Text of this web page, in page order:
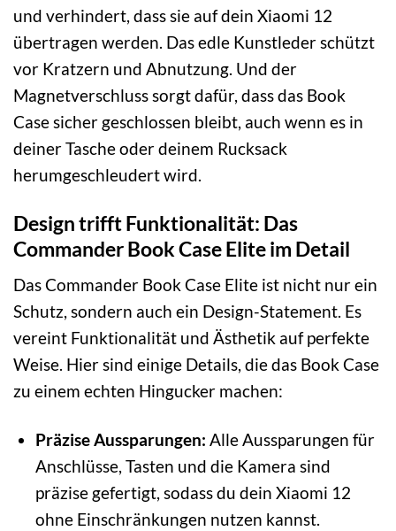
und verhindert, dass sie auf dein Xiaomi 12
übertragen werden. Das edle Kunstleder schützt
vor Kratzern und Abnutzung. Und der
Magnetverschluss sorgt dafür, dass das Book
Case sicher geschlossen bleibt, auch wenn es in
deiner Tasche oder deinem Rucksack
herumgeschleudert wird.
Design trifft Funktionalität: Das
Commander Book Case Elite im Detail
Das Commander Book Case Elite ist nicht nur ein
Schutz, sondern auch ein Design-Statement. Es
vereint Funktionalität und Ästhetik auf perfekte
Weise. Hier sind einige Details, die das Book Case
zu einem echten Hingucker machen:
Präzise Aussparungen: Alle Aussparungen für
Anschlüsse, Tasten und die Kamera sind
präzise gefertigt, sodass du dein Xiaomi 12
ohne Einschränkungen nutzen kannst.